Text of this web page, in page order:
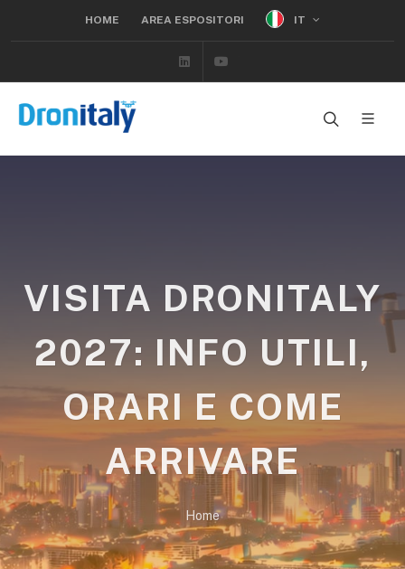
HOME AREA ESPOSITORI IT
Linkedin
VISITA DRONITALY
2027: INFO UTILI,
ORARI E COME
ARRIVARE
Home